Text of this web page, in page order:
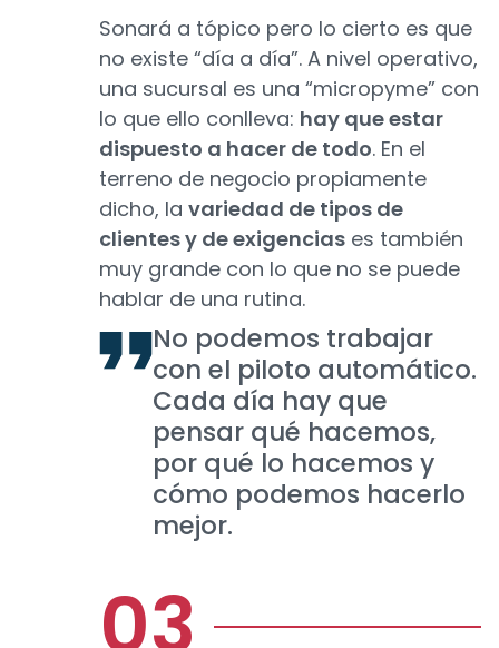
Sonará a tópico pero lo cierto es que
no existe “día a día”. A nivel operativo,
una sucursal es una “micropyme” con
lo que ello conlleva: hay que estar
dispuesto a hacer de todo. En el
terreno de negocio propiamente
dicho, la variedad de tipos de
clientes y de exigencias es también
muy grande con lo que no se puede
hablar de una rutina.
No podemos trabajar
con el piloto automático.
Cada día hay que
pensar qué hacemos,
por qué lo hacemos y
cómo podemos hacerlo
mejor.